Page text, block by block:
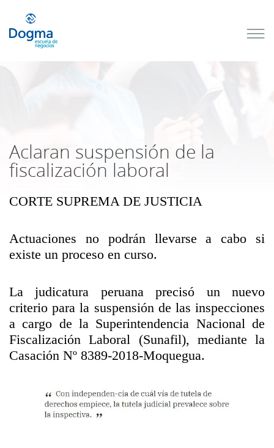
Aclaran suspensión de la
fiscalización laboral
CORTE SUPREMA DE JUSTICIA
Actuaciones no podrán llevarse a cabo si
existe un proceso en curso.
La judicatura peruana precisó un nuevo
criterio para la suspensión de las inspecciones
a cargo de la Superintendencia Nacional de
Fiscalización Laboral (Sunafil), mediante la
Casación Nº 8389-2018-Moquegua.
próximos
Más Cursos